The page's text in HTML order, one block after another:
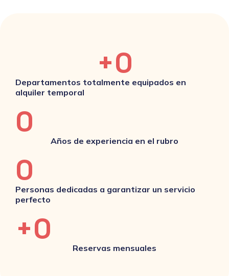
Departamentos totalmente equipados en
alquiler temporal
+0
Años de experiencia en el rubro
0
Personas dedicadas a garantizar un servicio
perfecto
0
Reservas mensuales
+0